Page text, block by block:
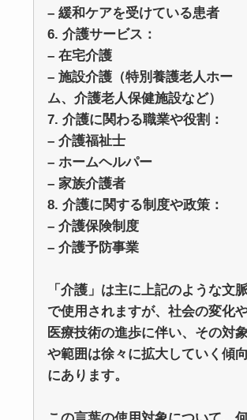
– 緩和ケアを受けている患者
6. 介護サービス：
– 在宅介護
– 施設介護（特別養護老人ホー
ム、介護老人保健施設など）
7. 介護に関わる職業や役割：
– 介護福祉士
– ホームヘルパー
– 家族介護者
8. 介護に関する制度や政策：
– 介護保険制度
– 介護予防事業
「介護」は主に上記のような文
で使用されますが、社会の変化
医療技術の進歩に伴い、その対
や範囲は徐々に拡大していく傾向
にあります。